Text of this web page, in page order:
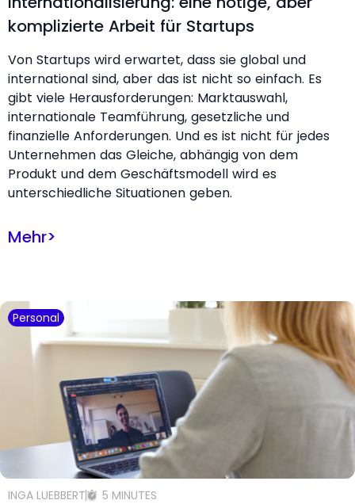
komplizierte Arbeit für Startups
Von Startups wird erwartet, dass sie global und
international sind, aber das ist nicht so einfach. Es
gibt viele Herausforderungen: Marktauswahl,
internationale Teamführung, gesetzliche und
finanzielle Anforderungen. Und es ist nicht für jedes
Unternehmen das Gleiche, abhängig von dem
Produkt und dem Geschäftsmodell wird es
unterschiedliche Situationen geben.
Mehr>
Personal
INGA LUEBBERT 5 MINUTES